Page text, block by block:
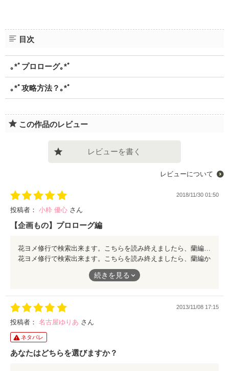
目次
｡*ﾟプロローグ｡*ﾟ
｡*ﾟ攻略方法？｡*ﾟ
この作品のレビュー
レビューを書く
レビューについて
2018/11/30 01:50
投稿者： 小粋 優心 さん
【企画もの】プロローグ編
花ヨメ修行で検索出来ます。こちらを読み終えましたら、蘭編か蓮編に移動してください。 途中、通過イベが発生します。また蘭編か蓮編を選択してください。 オールクリアをオススメします。より一層、りゅう様シスコ様の遊び心の凄さを実感出来ると思います。 激甘、ピリ辛、攻略してみてください。
花ヨメ修行で検索出来ます。こちらを読み終えましたら、蘭編か
蓮編に移動してください。
途中、通過イベが発生します。また蘭編か蓮編を選択してくださ
遊び心の凄さを実感出来ると思います。
激甘、ピリ辛、攻略してみてください。
続きを見る
2013/11/08 17:15
投稿者： 名古屋ゆりあ さん
ネタバレ
あなたはどちらを選びますか？